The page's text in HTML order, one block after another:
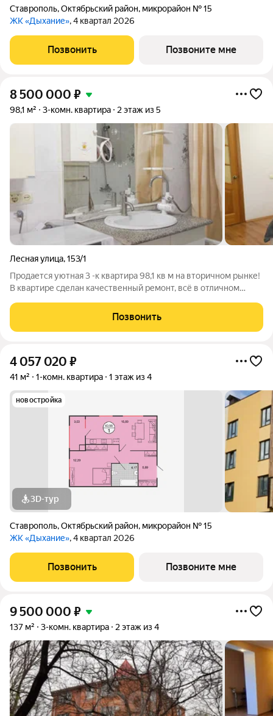
Ставрополь,Октябрьский район, микрорайон № 15
ЖК «Дыхание», 4 квартал 2026
Позвонить Позвоните мне
8 500 000 ₽
98,1 м² 3-комн. квартира 2 этаж из 5
Лесная улица,153/1
Продается уютная 3 -к квартира 98,1 кв м на вторичном рынке!
B квартире сделан качественный ремонт, всё в отличном
трёхкомнатная квартира.
Позвонить
4 057 020 ₽
41 м² 1-комн. квартира 1 этаж из 4
новостройка
3D-тур
Ставрополь,Октябрьский район, микрорайон № 15
ЖК «Дыхание», 4 квартал 2026
Позвонить Позвоните мне
9 500 000 ₽
137 м² 3-комн. квартира 2 этаж из 4